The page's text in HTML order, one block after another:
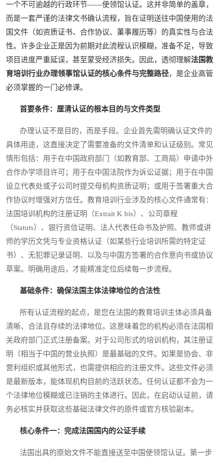
一个不可逾越的行政环节——使领馆认证。这并非简单的盖章，
而是一套严谨的法律文书确认流程，旨在证明送往中国使用的法
国文件（如资质证书、合作协议、董事履历等）的真实性与合法
性。许多企业正是因为前期对此流程认识模糊，准备不足，导致
项目进度严重延误，甚至蒙受经济损失。因此，透彻理解法国教
育培训行业办理领事馆认证的核心条件与完整路径，是企业高管
必须掌握的一门必修课。
首要条件：厘清认证的根本目的与文件类型
办理认证不是目的，而是手段。企业首先需明确认证文件的
具体用途，这直接决定了需要准备的文件清单和认证级别。常见
情形包括：用于在中国政府部门（如教育部、工商局）申请中外
合作办学项目许可；用于在中国法院作为诉讼证据；用于在中国
设立代表处或子公司时提交母机构资质证明；或用于签署重大合
作协议时增强对方信任。教育培训行业涉及的核心文件通常有：
法国培训机构的注册证明（Extrait K bis）、公司章程
（Statuts）、银行资信证明、法人代表任命书及护照、教师或讲
师的学历文凭与专业资格认证（如某些行业培训所需的特定证
书）、无犯罪记录证明、以及与中国方签署的合作意向书或协议
草案。明确用途后，才能精准定位后续每一步流程。
基础条件：确保法国主体法律地位的合法性
所有认证流程的起点，是您在法国的教育培训主体必须具备
清晰、合法且存续的法律地位。这意味着您的机构必须在法国相
关政府部门正式注册备案。对于公司形式的培训机构，其注册证
明（相当于中国的营业执照）是最基础的文件。如果是协会、非
营利组织或其他形式，也需提供相应的注册文件。这些文件必须
是最新版本，能体现机构目前的活跃状态。任何认证都不会为一
个法律地位模糊或已注销的主体进行。因此，在启动认证前，请
务必核实并获取这些基础法律文件的原件或官方核验副本。
核心条件一：完成法国国内的公证手续
法国出具的原始文件不能直接送至中国使领馆认证。第一步